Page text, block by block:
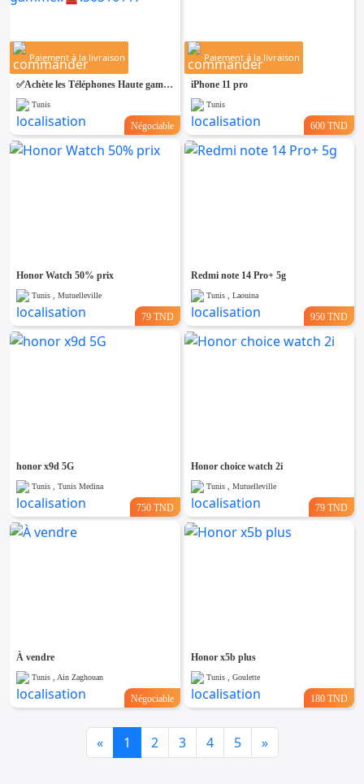
Paiement à la livraison
✅Achète les Téléphones Haute gamme..☎:50316117
Tunis
Négociable
Paiement à la livraison
iPhone 11 pro
Tunis
600 TND
Honor Watch 50% prix
Tunis , Mutuelleville
79 TND
Redmi note 14 Pro+ 5g
Tunis , Laouina
950 TND
honor x9d 5G
Tunis , Tunis Medina
750 TND
Honor choice watch 2i
Tunis , Mutuelleville
79 TND
À vendre
Tunis , Ain Zaghouan
Négociable
Honor x5b plus
Tunis , Goulette
180 TND
«Previous
1 2 3 4 5 »Next